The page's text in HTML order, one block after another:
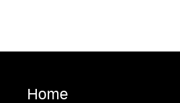
Home